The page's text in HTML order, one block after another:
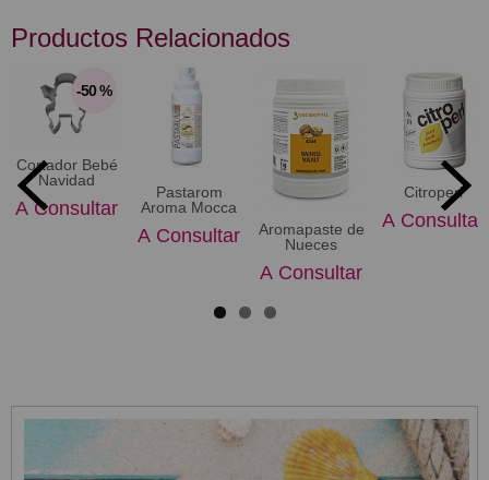
Productos Relacionados
-50 %
Cortador Bebé
Navidad
A Consultar
Pastarom
Aroma Mocca
A Consultar
Aromapaste de
Nueces
A Consultar
Citroperl
A Consultar